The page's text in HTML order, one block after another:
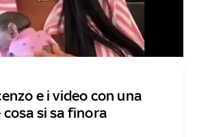
e i video con una
si sa finora